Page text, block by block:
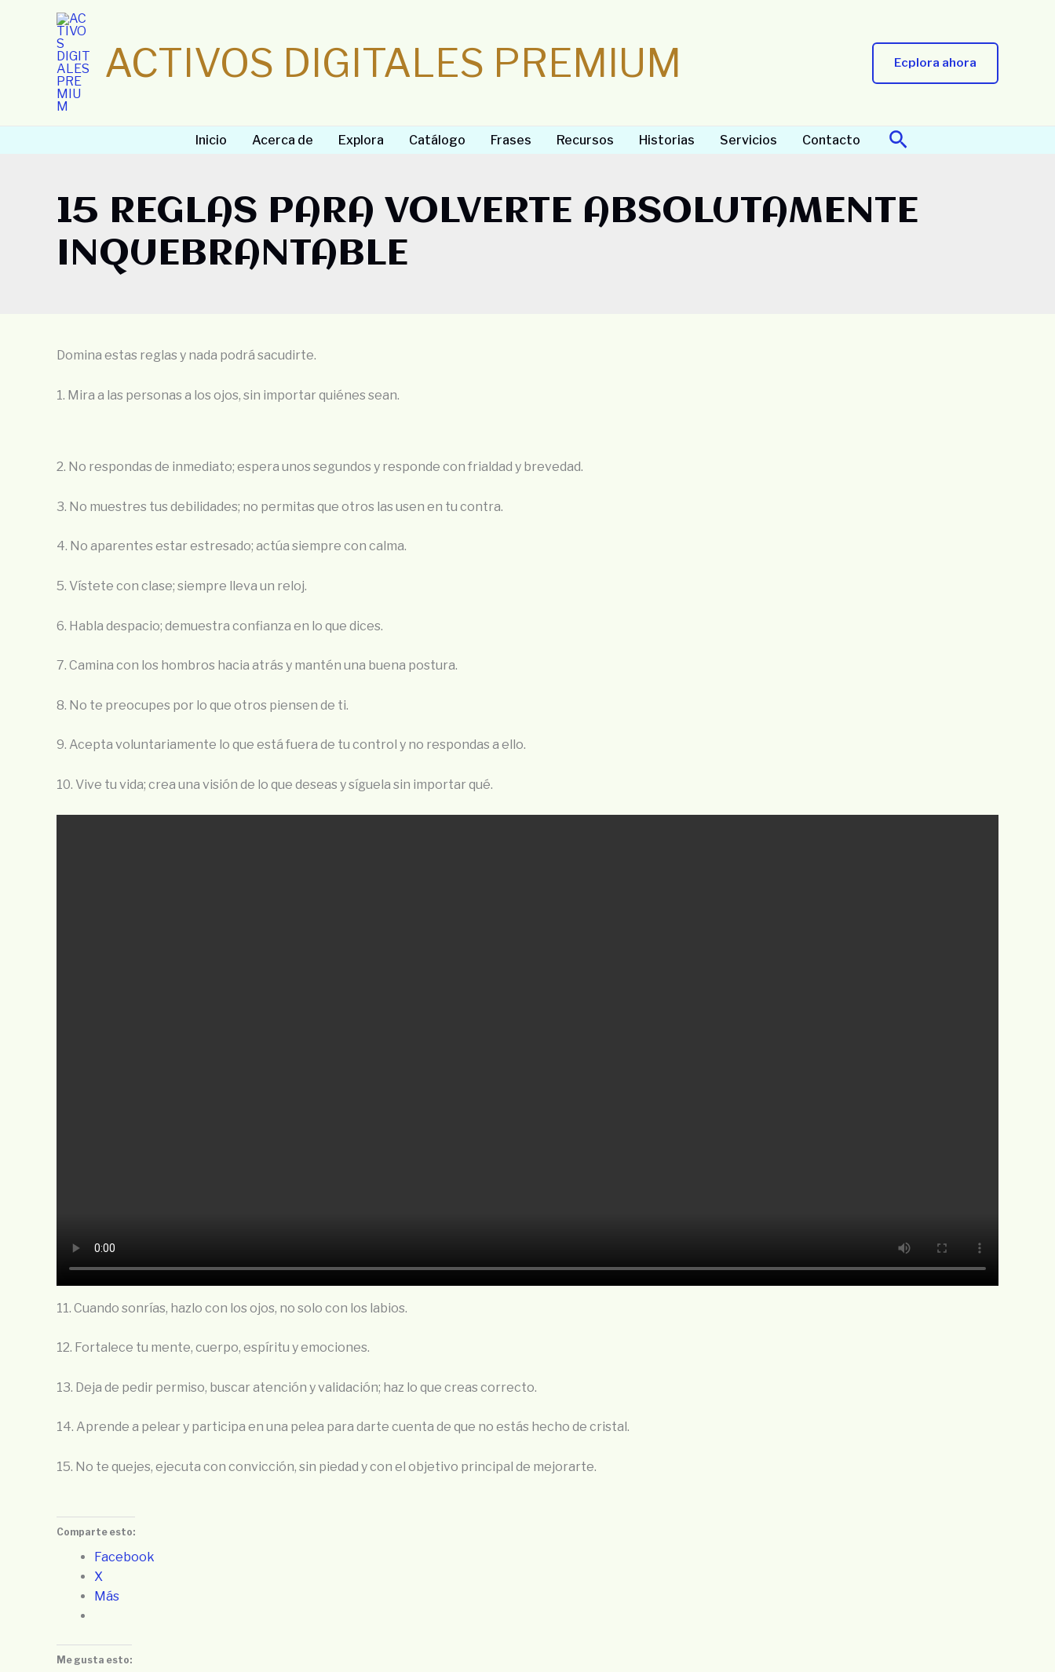
contenido
ACTIVOS DIGITALES PREMIUM Ecplora ahora
Inicio Acerca de Explora Catálogo Frases Recursos Historias Servicios Contacto Buscar
15 REGLAS PARA VOLVERTE ABSOLUTAMENTE
INQUEBRANTABLE
Domina estas reglas y nada podrá sacudirte.
1. Mira a las personas a los ojos, sin importar quiénes sean.
2. No respondas de inmediato; espera unos segundos y responde con frialdad y brevedad.
3. No muestres tus debilidades; no permitas que otros las usen en tu contra.
4. No aparentes estar estresado; actúa siempre con calma.
5. Vístete con clase; siempre lleva un reloj.
6. Habla despacio; demuestra confianza en lo que dices.
7. Camina con los hombros hacia atrás y mantén una buena postura.
8. No te preocupes por lo que otros piensen de ti.
9. Acepta voluntariamente lo que está fuera de tu control y no respondas a ello.
10. Vive tu vida; crea una visión de lo que deseas y síguela sin importar qué.
11. Cuando sonrías, hazlo con los ojos, no solo con los labios.
12. Fortalece tu mente, cuerpo, espíritu y emociones.
13. Deja de pedir permiso, buscar atención y validación; haz lo que creas correcto.
14. Aprende a pelear y participa en una pelea para darte cuenta de que no estás hecho de cristal.
15. No te quejes, ejecuta con convicción, sin piedad y con el objetivo principal de mejorarte.
Comparte esto:
Facebook
X
Más
Me gusta esto: